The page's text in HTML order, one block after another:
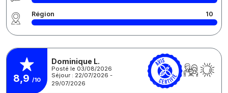
Région 10
8,9 /10
Dominique L.
Posté le 03/08/2026
Séjour : 22/07/2026 -
29/07/2026